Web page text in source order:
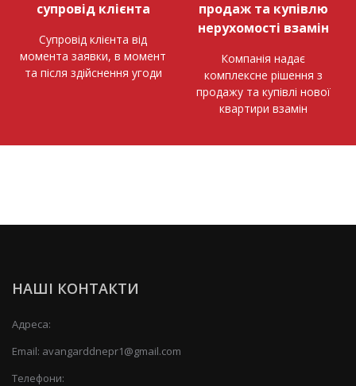
супровід клієнта
Супровід клієнта від
момента заявки, в момент
та після здійснення угоди
продаж та купівлю
нерухомості взамін
Компанія надає
комплексне рішення з
продажу та купівлі нової
квартири взамін
НАШІ КОНТАКТИ
Адреса:
Email: avangarddnepr1@gmail.com
Телефони: